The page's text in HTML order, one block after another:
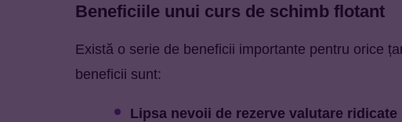
Beneficiile unui curs de schimb flotant
Există o serie de beneficii importante pentru orice
beneficii sunt:
Lipsa nevoii de rezerve valutare ridicate